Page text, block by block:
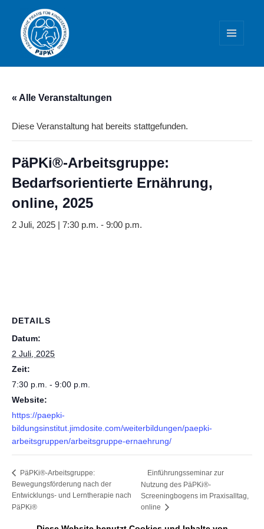
WIDGETS
« Alle Veranstaltungen
Diese Veranstaltung hat bereits stattgefunden.
PäPKi®-Arbeitsgruppe:
Bedarfsorientierte Ernährung,
online, 2025
2 Juli, 2025 | 7:30 p.m. - 9:00 p.m.
DETAILS
Datum:
2 Juli, 2025
Zeit:
7:30 p.m. - 9:00 p.m.
Website:
https://paepki-
bildungsinstitut.jimdosite.com/weiterbildungen/paepki-
arbeitsgruppen/arbeitsgruppe-ernaehrung/
PäPKi®-Arbeitsgruppe:
Bewegungsförderung nach der
Entwicklungs- und Lerntherapie nach
PäPKi®
Einführungsseminar zur
Nutzung des PäPKi®-
Screeningbogens im Praxisalltag,
online